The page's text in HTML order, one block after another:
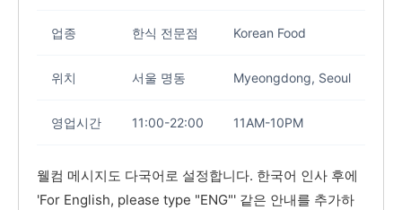
업종 한식 전문점 Korean Food
위치 서울 명동 Myeongdong, Seoul
영업시간 11:00-22:00 11AM-10PM
웰컴 메시지도 다국어로 설정합니다. 한국어 인사 후에
'For English, please type "ENG"' 같은 안내를 추가하